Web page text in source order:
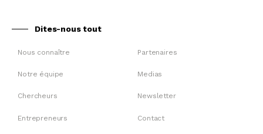
Dites-nous tout
Nous connaître
Notre équipe
Chercheurs
Entrepreneurs
Partenaires
Medias
Newsletter
Contact